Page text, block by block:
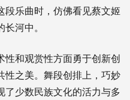
段乐曲时，仿佛看见蔡文姬
河中。
和观赏性方面勇于创新创
性之美。舞段创排上，巧妙
了少数民族文化的活力与多